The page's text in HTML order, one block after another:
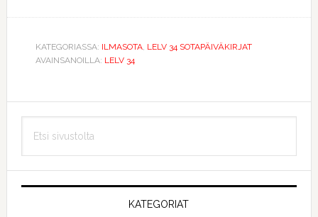
KATEGORIASSA: ILMASOTA, LELV 34 SOTAPÄIVÄKIRJAT
AVAINSANOILLA: LELV 34
Ensisijainen
sivupalkki
sivustolta
KATEGORIAT